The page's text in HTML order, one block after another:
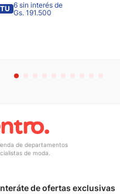
TU 6 sin interés de
Gs. 191.500
de departamentos
de moda.
de ofertas exclusivas